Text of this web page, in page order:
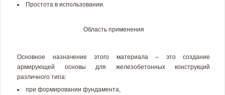
Простота в использовании.
Область применения
Основное назначение этого материала – это создание
армирующей основы для железобетонных конструкций
различного типа:
при формировании фундамента,